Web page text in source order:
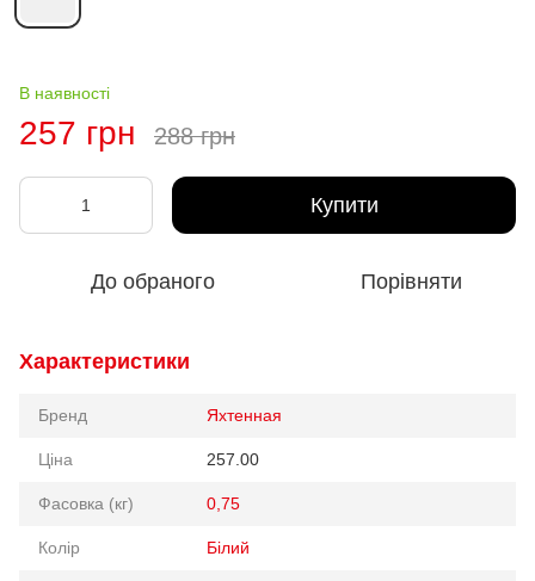
В наявності
257 грн 288 грн
Купити
До обраного Порівняти
Характеристики
Бренд Яхтенная
Ціна 257.00
Фасовка (кг) 0,75
Колір Білий